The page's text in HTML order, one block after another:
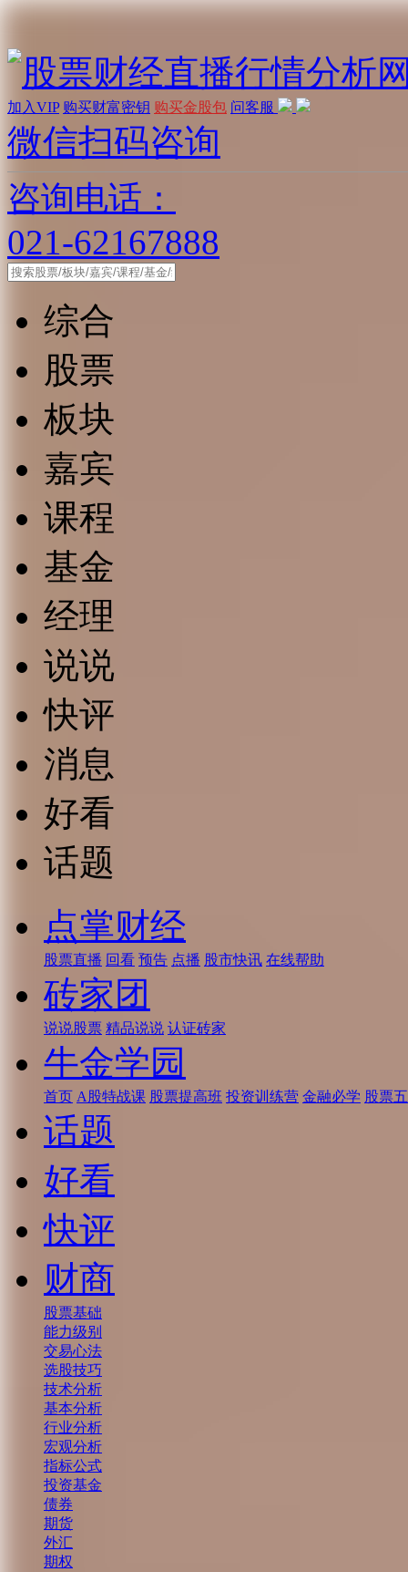
加入VIP 购买财富密钥 购买金股包 问客服
微信扫码咨询
咨询电话：
021-62167888
综合
股票
板块
嘉宾
课程
基金
经理
说说
快评
消息
好看
话题
点掌财经
股票直播 回看 预告 点播 股市快讯 在线帮助
砖家团
说说股票 精品说说 认证砖家
牛金学园
首页 A股特战课 股票提高班 投资训练营 金融必学 股票
话题
好看
快评
财商
股票基础
能力级别
交易心法
选股技巧
技术分析
基本分析
行业分析
宏观分析
指标公式
投资基金
债券
期货
外汇
期权